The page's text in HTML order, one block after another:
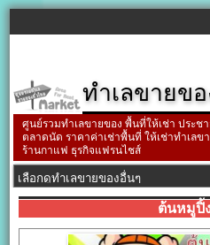
ทำเลขายข
ศูนย์รวมทำเลขายของ พื้นที่ให้เช่า ประ
ตลาดนัด ราคาค่าเช่าพื้นที่ ให้เช่าทำเล
ร้านกาแฟ ธุรกิจแฟรนไชส์
ต้นหมูปิ้